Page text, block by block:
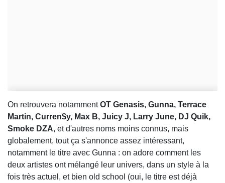
On retrouvera notammentOT Genasis, Gunna, Terrace
Martin, Curren$y, Max B, Juicy J, Larry June, DJ Quik,
Smoke DZA, et d'autres noms moins connus, mais
globalement, tout ça s'annonce assez intéressant,
notamment le titre avec Gunna : on adore comment les
deux artistes ont mélangé leur univers, dans un style à la
fois très actuel, et bien old school (oui, le titre est déjà